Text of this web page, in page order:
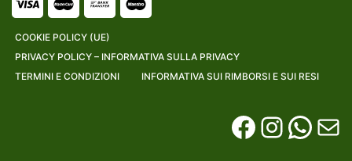
COOKIE POLICY (UE)
PRIVACY POLICY – INFORMATIVA SULLA PRIVACY
TERMINI E CONDIZIONI
INFORMATIVA SUI RIMBORSI E SUI RESI